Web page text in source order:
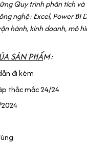
Quy trình phân tích và
nghệ: Excel, Power BI
hành, kinh doanh, mô
SẢN PHẨM:
đi kèm
thắc mắc 24/24